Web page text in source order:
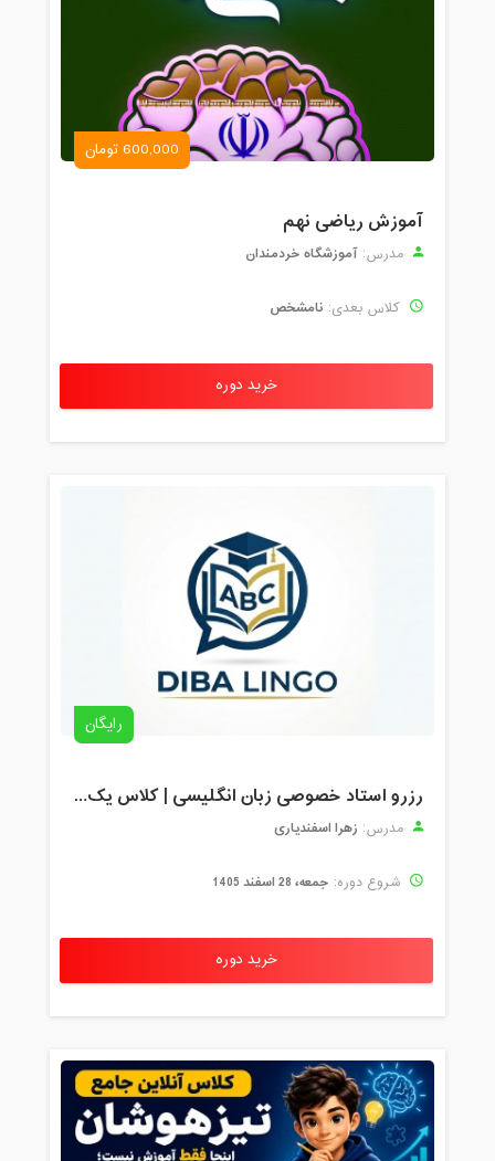
600,000 تومان
آموزش ریاضی نهم
مدرس: آموزشگاه خردمندان
کلاس بعدی: نامشخص
خرید دوره
رایگان
رزرو استاد خصوصی زبان انگلیسی | کلاس یک‌نفره با زهرا اسفندیاری + مشاوره رایگان
مدرس: زهرا اسفندیاری
شروع دوره: جمعه، 28 اسفند 1405
خرید دوره